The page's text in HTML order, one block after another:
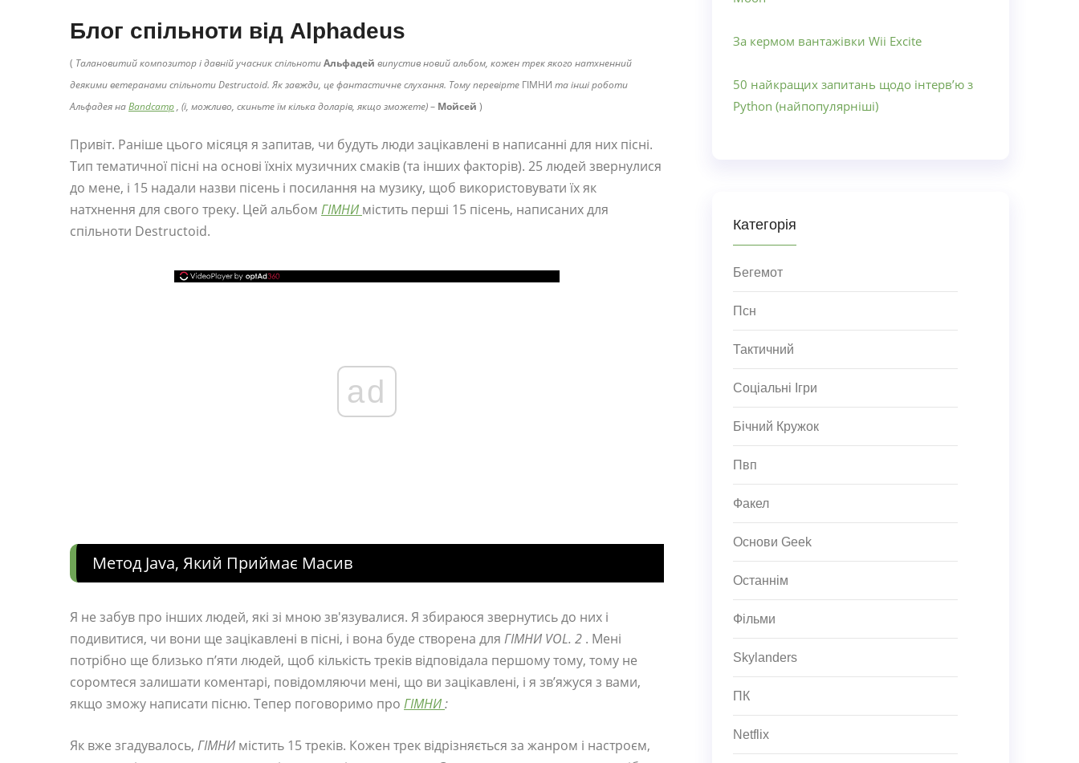
Блог спільноти від Alphadeus
( Талановитий композитор і давній учасник спільнотиАльфадей випустив новий альбом, кожен трек якого натхненний
деякими ветеранами спільноти Destructoid. Як завжди, це фантастичне слухання. Тому перевірте ГІМНИ та інші роботи
Альфадея наBandcamp, (і, можливо, скиньте їм кілька доларів, якщо зможете)– Мойсей )
Привіт. Раніше цього місяця я запитав, чи будуть люди зацікавлені в написанні для них пісні.
Тип тематичної пісні на основі їхніх музичних смаків (та інших факторів). 25 людей звернулися
до мене, і 15 надали назви пісень і посилання на музику, щоб використовувати їх як
натхнення для свого треку. Цей альбом ГІМНИ містить перші 15 пісень, написаних для
спільноти Destructoid.
ad
Метод Java, Який Приймає Масив
Я не забув про інших людей, які зі мною зв'язувалися. Я збираюся звернутись до них і
подивитися, чи вони ще зацікавлені в пісні, і вона буде створена для ГІМНИ VOL. 2 . Мені
потрібно ще близько п’яти людей, щоб кількість треків відповідала першому тому, тому не
соромтеся залишати коментарі, повідомляючи мені, що ви зацікавлені, і я зв’яжуся з вами,
якщо зможу написати пісню. Тепер поговоримо про ГІМНИ:
Як вже згадувалось, ГІМНИ містить 15 треків. Кожен трек відрізняється за жанром і настроєм,
За кермом вантажівки Wii Excite
50 найкращих запитань щодо інтерв’ю з
Python (найпопулярніші)
Категорія
Бегемот
Псн
Тактичний
Соціальні Ігри
Бічний Кружок
Пвп
Факел
Основи Geek
Останнім
Фільми
Skylanders
ПК
Netflix